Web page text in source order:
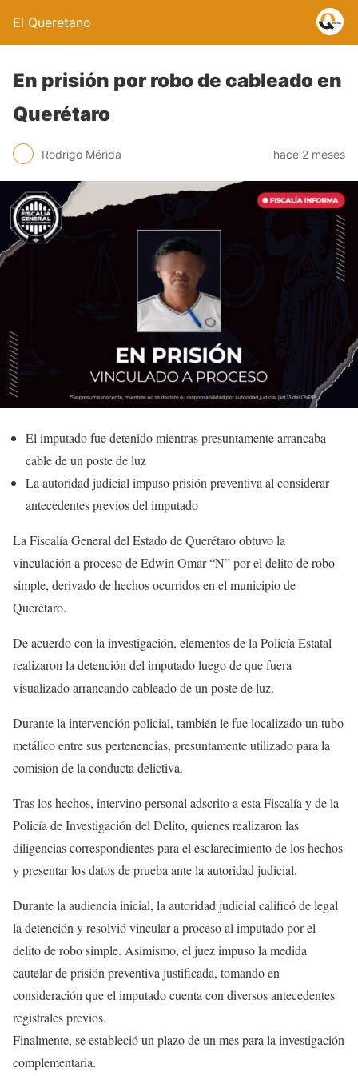
El Queretano
En prisión por robo de cableado en
Querétaro
Rodrigo Mérida hace 2 meses
El imputado fue detenido mientras presuntamente arrancaba
cable de un poste de luz
La autoridad judicial impuso prisión preventiva al considerar
antecedentes previos del imputado
La Fiscalía General del Estado de Querétaro obtuvo la
vinculación a proceso de Edwin Omar “N” por el delito de robo
simple, derivado de hechos ocurridos en el municipio de
Querétaro.
De acuerdo con la investigación, elementos de la Policía Estatal
realizaron la detención del imputado luego de que fuera
visualizado arrancando cableado de un poste de luz.
Durante la intervención policial, también le fue localizado un tubo
metálico entre sus pertenencias, presuntamente utilizado para la
comisión de la conducta delictiva.
Tras los hechos, intervino personal adscrito a esta Fiscalía y de la
Policía de Investigación del Delito, quienes realizaron las
diligencias correspondientes para el esclarecimiento de los hechos
y presentar los datos de prueba ante la autoridad judicial.
Durante la audiencia inicial, la autoridad judicial calificó de legal
la detención y resolvió vincular a proceso al imputado por el
delito de robo simple. Asimismo, el juez impuso la medida
cautelar de prisión preventiva justificada, tomando en
consideración que el imputado cuenta con diversos antecedentes
registrales previos.
Finalmente, se estableció un plazo de un mes para la investigación
complementaria.